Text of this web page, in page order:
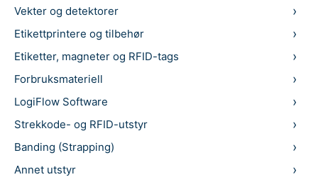
Vekter og detektorer
Etikettprintere og tilbehør
Etiketter, magneter og RFID-tags
Forbruksmateriell
LogiFlow Software
Strekkode- og RFID-utstyr
Banding (Strapping)
Annet utstyr